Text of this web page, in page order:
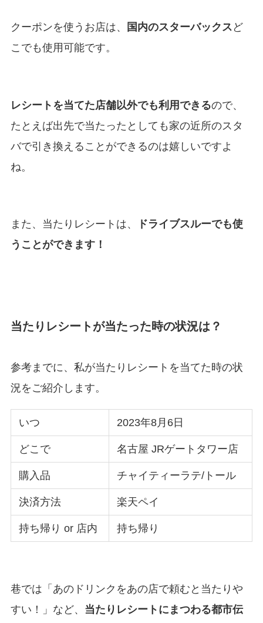
クーポンを使うお店は、 国内のスターバックス ど
こでも使用可能です。
レシートを当てた店舗以外でも利用できるので、
たとえば出先で当たったとしても家の近所のスタ
バで引き換えることができるのは嬉しいですよ
ね。
また、当たりレシートは、
ドライブスルーでも使
うことができます！
当たりレシートが当たった時の状況は？
参考までに、私が当たりレシートを当てた時の状
況をご紹介します。
いつ 2023年8月6日
どこで 名古屋 JRゲートタワー店
購入品 チャイティーラテ/トール
決済方法 楽天ペイ
持ち帰り or 店内 持ち帰り
巷では「あのドリンクをあの店で頼むと当たりや
すい！」など、 当たりレシートにまつわる都市伝